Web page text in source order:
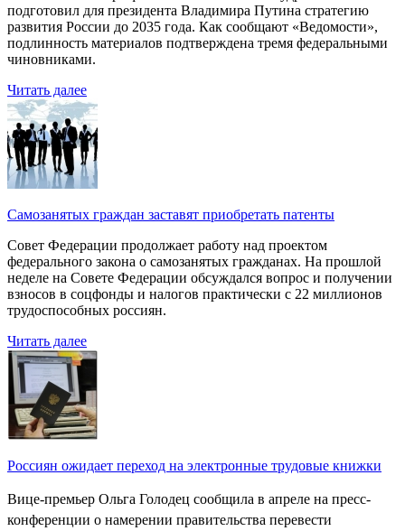
подготовил для президента Владимира Путина стратегию
развития России до 2035 года. Как сообщают «Ведомости»,
подлинность материалов подтверждена тремя федеральными
чиновниками.
Читать далее
Самозанятых граждан заставят приобретать патенты
Совет Федерации продолжает работу над проектом
федерального закона о самозанятых гражданах. На прошлой
неделе на Совете Федерации обсуждался вопрос и получении
взносов в соцфонды и налогов практически с 22 миллионов
трудоспособных россиян.
Читать далее
Россиян ожидает переход на электронные трудовые книжки
Вице-премьер Ольга Голодец сообщила в апреле на пресс-
конференции о намерении правительства перевести